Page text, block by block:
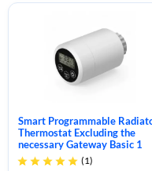
Smart Programmable
Thermostat Excluding the
necessary Gateway Basic 1
     (1)